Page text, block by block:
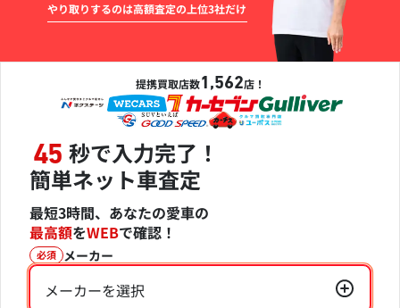
やり取りするのは高額査定の上位3社だけ
提携買取店数1,562店！
45 秒で入力完了！
簡単ネット車査定
最短3時間、あなたの愛車の
最高額をWEBで確認！
必須 メーカー
メーカーを選択